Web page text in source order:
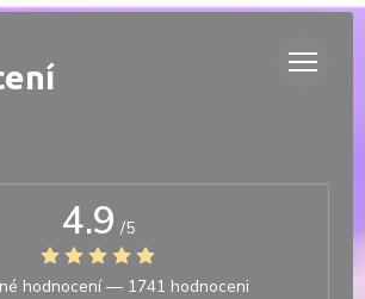
4.9 /5
hodnocení — 1741 hodnoceni